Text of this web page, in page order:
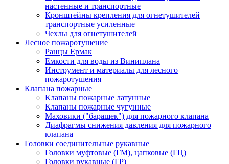
настенные и транспортные
Кронштейны крепления для огнетушителей
транспортные усиленные
Чехлы для огнетушителей
Лесное пожаротушение
Ранцы Ермак
Емкости для воды из Виниплана
Инструмент и материалы для лесного
пожаротушения
Клапана пожарные
Клапаны пожарные латунные
Клапаны пожарные чугунные
Маховики ("барашек") для пожарного клапана
Диафрагмы снижения давления для пожарного
клапана
Головки соединительные рукавные
Головки муфтовые (ГМ), цапковые (ГЦ)
Головки рукавные (ГР)